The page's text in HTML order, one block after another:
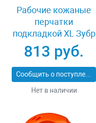
Рабочие кожаные
перчатки
подкладкой XL Зубр
МАСТЕР 1135-XL
813 руб.
Сообщить о поступлении
Нет в наличии